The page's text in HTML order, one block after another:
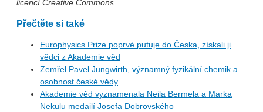
licencí Creative Commons.
Přečtěte si také
Europhysics Prize poprvé putuje do Česka, získali ji
vědci z Akademie věd
Zemřel Pavel Jungwirth, významný fyzikální chemik a
osobnost české vědy
Akademie věd vyznamenala Neila Bermela a Marka
Nekulu medailí Josefa Dobrovského